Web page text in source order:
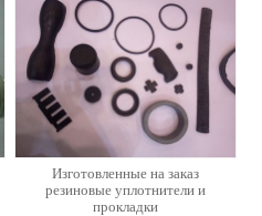
Изготовленные на заказ
резиновые уплотнители и
прокладки